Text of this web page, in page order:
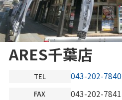
ARES千葉店
TEL 043-202-7840
FAX 043-202-7841